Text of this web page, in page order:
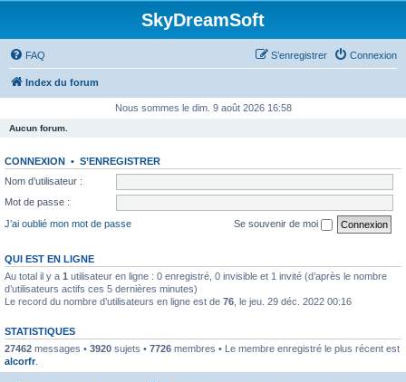
SkyDreamSoft
FAQ Connexion
S’enregistrer
Index du forum
Nous sommes le dim. 9 août 2026 16:58
Aucun forum.
CONNEXION • S’ENREGISTRER
Nom d’utilisateur :
Mot de passe :
J’ai oublié mon mot de passe
Se souvenir de moi
QUI EST EN LIGNE
Au total il y a 1 utilisateur en ligne : 0 enregistré, 0 invisible et 1 invité (d’après le nombre
d’utilisateurs actifs ces 5 dernières minutes)
Le record du nombre d’utilisateurs en ligne est de 76 , le jeu. 29 déc. 2022 00:16
STATISTIQUES
27462 messages • 3920 sujets • 7726 membres • Le membre enregistré le plus récent est
alcorfr.